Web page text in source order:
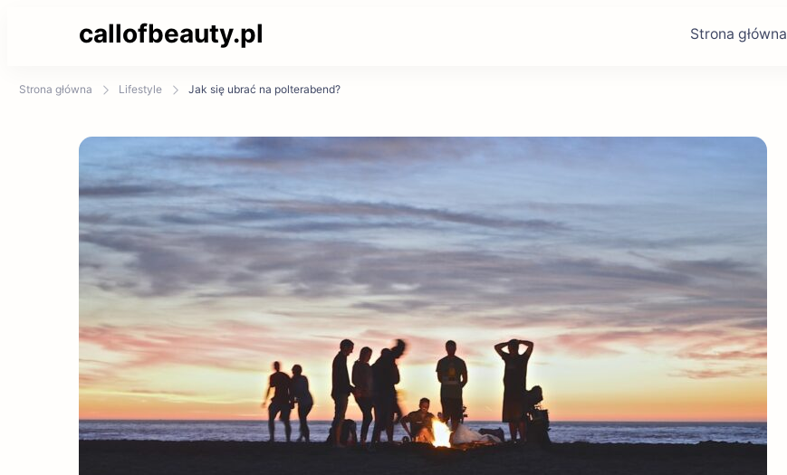
callofbeauty.pl Strona główna
Strona główna Lifestyle Jak się ubrać na polterabend?